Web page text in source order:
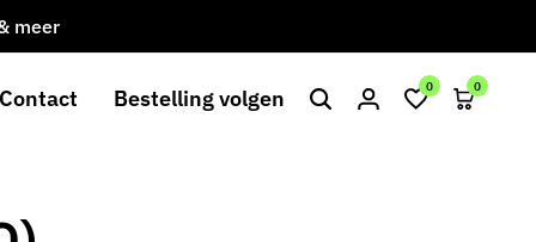
meer
Contact Bestelling volgen 0 0